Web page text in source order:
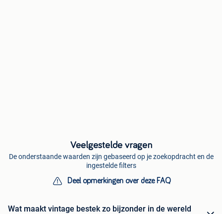
Veelgestelde vragen
De onderstaande waarden zijn gebaseerd op je zoekopdracht en de
ingestelde filters
Deel opmerkingen over deze FAQ
Wat maakt vintage bestek zo bijzonder in de wereld